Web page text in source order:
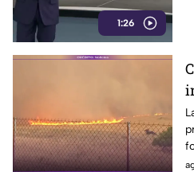
1:26